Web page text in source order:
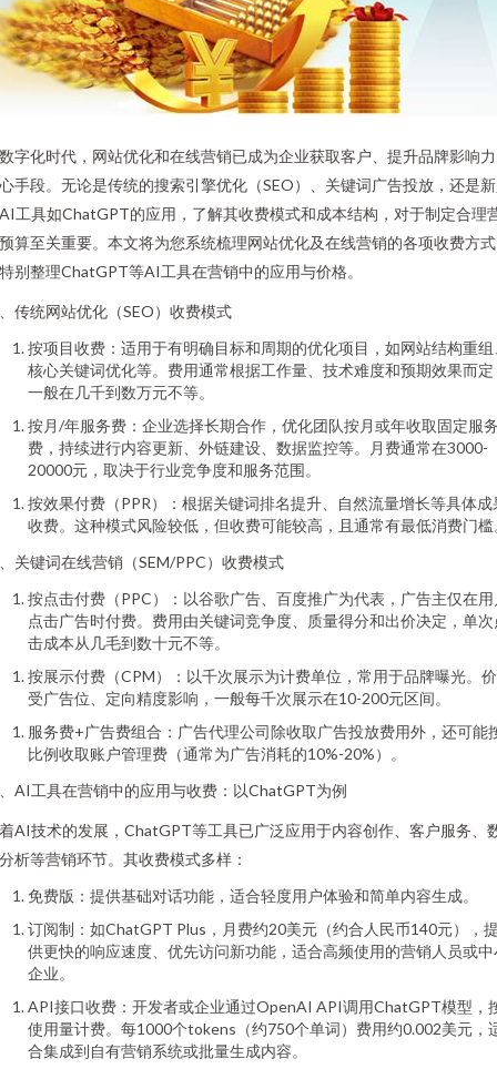
字化时代，网站优化和在线营销已成为企业获取客户、提升品牌影响
手段。无论是传统的搜索引擎优化（SEO）、关键词广告投放，还是
工具如ChatGPT的应用，了解其收费模式和成本结构，对于制定合理
算至关重要。本文将为您系统梳理网站优化及在线营销的各项收费方
别整理ChatGPT等AI工具在营销中的应用与价格。
传统网站优化（SEO）收费模式
按项目收费：适用于有明确目标和周期的优化项目，如网站结构重组
核心关键词优化等。费用通常根据工作量、技术难度和预期效果而定
一般在几千到数万元不等。
按月/年服务费：企业选择长期合作，优化团队按月或年收取固定服
费，持续进行内容更新、外链建设、数据监控等。月费通常在3000-
20000元，取决于行业竞争度和服务范围。
按效果付费（PPR）：根据关键词排名提升、自然流量增长等具体成
收费。这种模式风险较低，但收费可能较高，且通常有最低消费门槛
关键词在线营销（SEM/PPC）收费模式
按点击付费（PPC）：以谷歌广告、百度推广为代表，广告主仅在用
点击广告时付费。费用由关键词竞争度、质量得分和出价决定，单次
击成本从几毛到数十元不等。
按展示付费（CPM）：以千次展示为计费单位，常用于品牌曝光。
受广告位、定向精度影响，一般每千次展示在10-200元区间。
服务费+广告费组合：广告代理公司除收取广告投放费用外，还可能
比例收取账户管理费（通常为广告消耗的10%-20%）。
AI工具在营销中的应用与收费：以ChatGPT为例
AI技术的发展，ChatGPT等工具已广泛应用于内容创作、客户服务、
析等营销环节。其收费模式多样：
免费版：提供基础对话功能，适合轻度用户体验和简单内容生成。
订阅制：如ChatGPT Plus，月费约20美元（约合人民币140元），
供更快的响应速度、优先访问新功能，适合高频使用的营销人员或中
企业。
API接口收费：开发者或企业通过OpenAI API调用ChatGPT模型，
使用量计费。每1000个tokens（约750个单词）费用约0.002美元，
合集成到自有营销系统或批量生成内容。